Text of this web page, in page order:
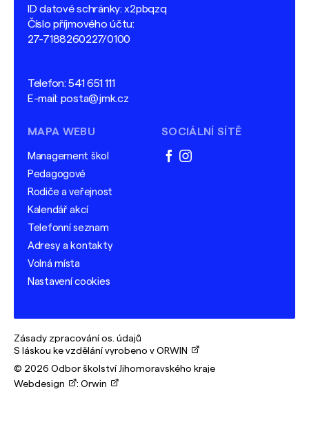
ID datové schránky: x2pbqzq
Číslo příjmového účtu:
27-7188260227/0100
Telefon:541 651 111
E-mail: posta@jmk.cz
MAPA WEBU
Management škol
Pedagogové
Rodiče a veřejnost
Kalendář akcí
Telefonní seznam
Adresy a kontakty
Volná místa
Nastavení cookies
SOCIÁLNÍ SÍTĚ
facebook
instagram
Zásady zpracování os. údajů
S láskou ke vzdělání vyrobeno v ORWIN
© 2026 Odbor školství Jihomoravského kraje
Webdesign
: Orwin